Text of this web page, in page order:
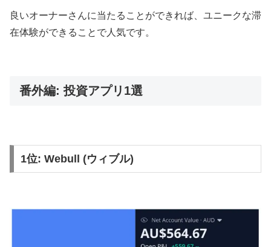
良いオーナーさんに当たることができれば、ユニークな滞
在体験ができることで人気です。
番外編: 投資アプリ1選
1位: Webull (ウィブル)